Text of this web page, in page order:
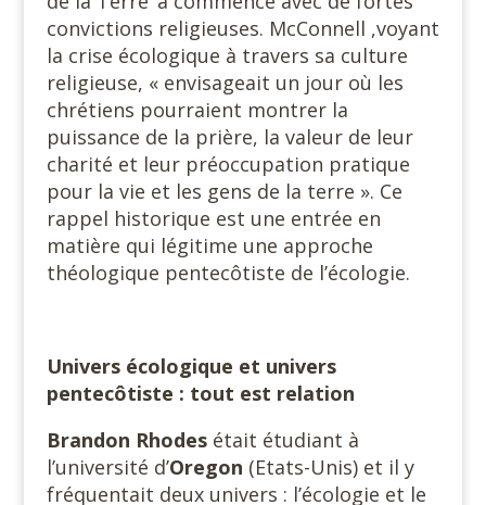
convictions religieuses. McConnell ,voyant
la crise écologique à travers sa culture
religieuse, « envisageait un jour où les
chrétiens pourraient montrer la
puissance de la prière, la valeur de leur
charité et leur préoccupation pratique
pour la vie et les gens de la terre ». Ce
rappel historique est une entrée en
matière qui légitime une approche
théologique pentecôtiste de l’écologie.
Univers écologique et univers
pentecôtiste : tout est relation
Brandon Rhodesétait étudiant à
l’université d’Oregon (Etats-Unis) et il y
fréquentait deux univers : l’écologie et le